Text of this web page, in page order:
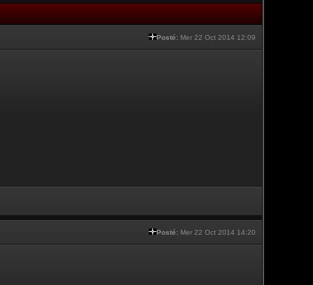
Posté: Mer 22 Oct 2014 12:09
Posté: Mer 22 Oct 2014 14:20